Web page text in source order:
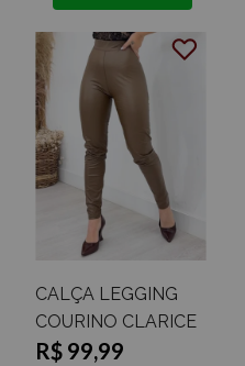
CALÇA LEGGING
COURINO CLARICE
R$ 99,99